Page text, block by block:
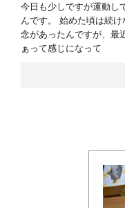
今日も少しですが運動し
んです。 始めた頃は続
念があったんですが、最
ぁって感じになって